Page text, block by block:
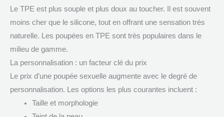
Le TPE est plus souple et plus doux au toucher. Il est souvent
moins cher que le silicone, tout en offrant une sensation très
naturelle. Les poupées en TPE sont très populaires dans le
milieu de gamme.
La personnalisation : un facteur clé du prix
Le prix d’une poupée sexuelle augmente avec le degré de
personnalisation. Les options les plus courantes incluent :
Taille et morphologie